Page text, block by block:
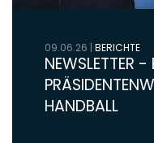
09.06.26 | BERICHTE
NEWSLETTER -
HANDBALL